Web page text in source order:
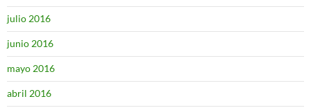
julio 2016
junio 2016
mayo 2016
abril 2016